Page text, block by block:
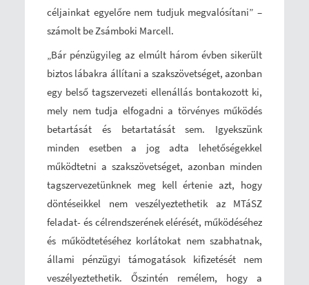
céljainkat egyelőre nem tudjuk megvalósítani” –
számolt be Zsámboki Marcell.
„Bár pénzügyileg az elmúlt három évben sikerült
biztos lábakra állítani a szakszövetséget, azonban
egy belső tagszervezeti ellenállás bontakozott ki,
mely nem tudja elfogadni a törvényes működés
betartását és betartatását sem. Igyekszünk
minden esetben a jog adta lehetőségekkel
működtetni a szakszövetséget, azonban minden
tagszervezetünknek meg kell értenie azt, hogy
döntéseikkel nem veszélyeztethetik az MTáSZ
feladat- és célrendszerének elérését, működéséhez
és működtetéséhez korlátokat nem szabhatnak,
állami pénzügyi támogatások kifizetését nem
veszélyeztethetik. Őszintén remélem, hogy a